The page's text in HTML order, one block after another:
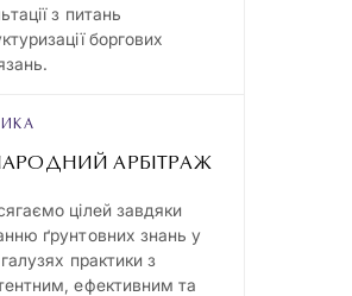
з питань
боргових
АРБІТРАЖ
цілей завдяки
ґрунтовних знань у
галузях практики з
ефективним та